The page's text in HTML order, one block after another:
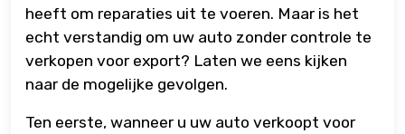
heeft om reparaties uit te voeren. Maar is het
echt verstandig om uw auto zonder controle te
verkopen voor export? Laten we eens kijken
naar de mogelijke gevolgen.
Ten eerste, wanneer u uw auto verkoopt voor